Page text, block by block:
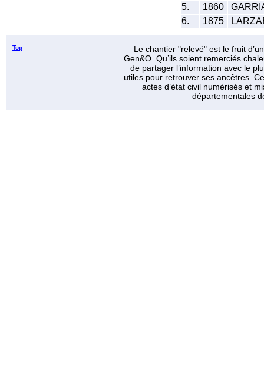
5.
1860
6.
1875
Top
Le chantier "relevé" est le fruit
Gen&O. Qu’ils soient remerciés
de partager l’information avec le
utiles pour retrouver ses ancêtres.
actes d’état civil numérisés et
départementales